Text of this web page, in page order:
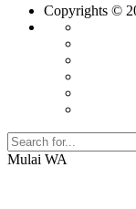
Copyrights ©
Mulai WA